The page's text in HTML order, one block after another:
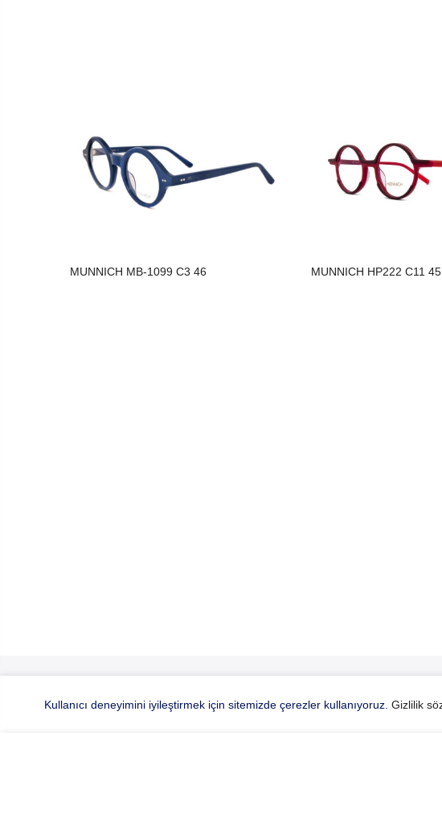
MUNNICH MB-1099 C3 46 MUNNICH HP222 C11 45
Kullanıcı deneyimini iyileştirmek için sitemizde çerezler kullanıyoruz. Gizlilik